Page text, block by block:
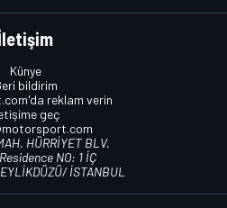
Künye
bildirim
reklam verin
geç
HÜRRİYET BLV.
NO: 1 İÇ
İSTANBUL